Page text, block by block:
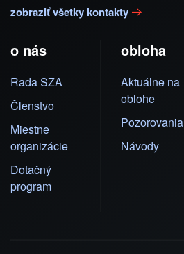
zobraziť všetky kontakty
o nás
Rada SZA
Členstvo
Miestne
organizácie
Dotačný
program
obloha
Aktuálne na
oblohe
Pozorovania
Návody